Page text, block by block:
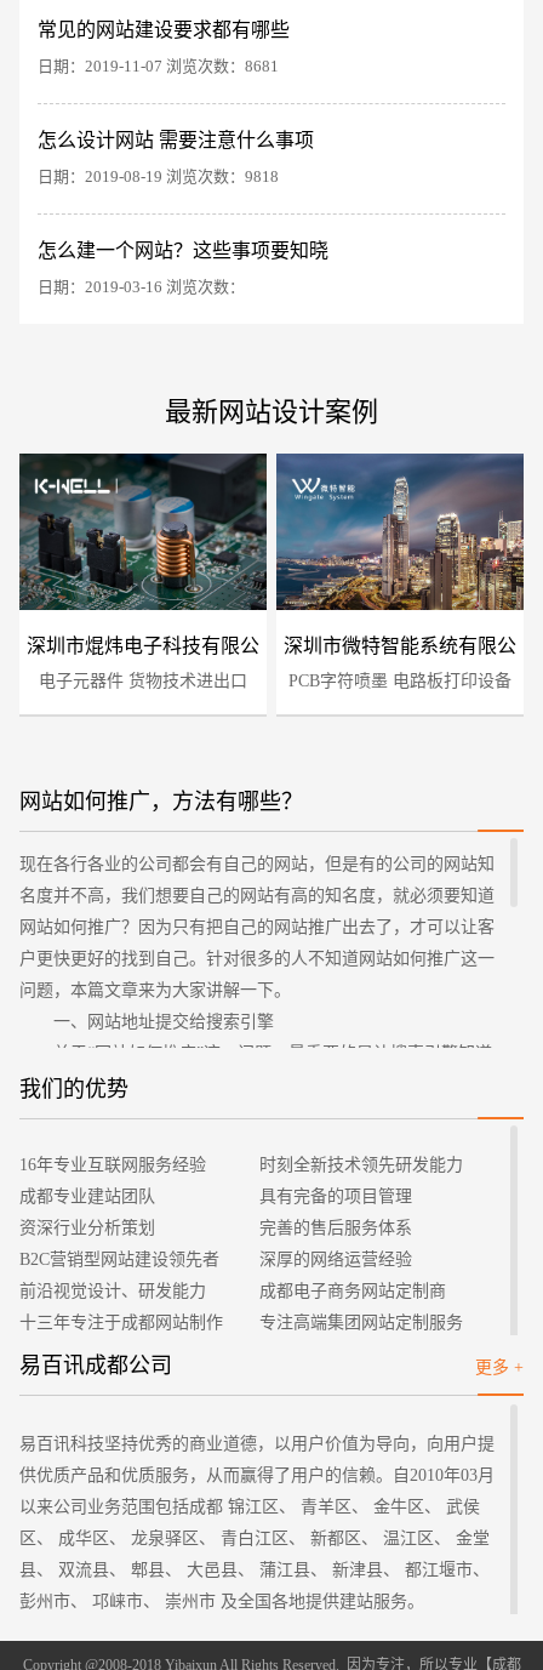
常见的网站建设要求都有哪些
日期：2019-11-07 浏览次数：8681
怎么设计网站 需要注意什么事项
日期：2019-08-19 浏览次数：9818
怎么建一个网站？这些事项要知晓
日期：2019-03-16 浏览次数：
最新网站设计案例
深圳市焜炜电子科技有限公
司
电子元器件 货物技术进出口
深圳市微特智能系统有限公
司
PCB字符喷墨 电路板打印设备
网站如何推广，方法有哪些？
现在各行各业的公司都会有自己的网站，但是有的公司的网站知
名度并不高，我们想要自己的网站有高的知名度，就必须要知道
网站如何推广？因为只有把自己的网站推广出去了，才可以让客
户更快更好的找到自己。针对很多的人不知道网站如何推广这一
问题，本篇文章来为大家讲解一下。
一、网站地址提交给搜索引擎
关于“网站如何推广”这一问题，最重要的是让搜索引擎知道
你的网站。在推广网站的时候，要让百度、谷歌等常用的搜索引
擎知道并且收录你的网站。我们如何主动的把自己的网站地址提
方法。免费的推广方法也是比较多的，比如在百度贴吧、互动百
科、赶集网、58同城等上面发布自己网站的信息，并留下网站的
链接。还可以在一些大型的论坛和博客站点发布文章或者留言，
注明自己的地址，这样做了以后也会有利于百度等搜索引擎收录
自己的网站。不过这种方法对于新站的收录效果更好，想要网站
有更好的知名度还需要优化更多的细节问题。
三、付费推广方法
如果企业在网站推广时有较多的预算费用，那么在考虑网站
方法有效一些。我们可以在搜索引擎上开通竞价推广账户，只要
我们的优势
16年专业互联网服务经验
成都专业建站团队
资深行业分析策划
B2C营销型网站建设领先者
前沿视觉设计、研发能力
十三年专注于成都网站制作
客户的满意是我们唯一的宗旨
时刻全新技术领先研发能力
具有完备的项目管理
完善的售后服务体系
深厚的网络运营经验
成都电子商务网站定制商
专注高端集团网站定制服务
更多 +
易百讯成都公司
易百讯科技坚持优秀的商业道德，以用户价值为导向，向用户提
供优质产品和优质服务，从而赢得了用户的信赖。自2010年03月
以来公司业务范围包括成都 锦江区、 青羊区、 金牛区、 武侯
区、 成华区、 龙泉驿区、 青白江区、 新都区、 温江区、 金堂
县、 双流县、 郫县、 大邑县、 蒲江县、 新津县、 都江堰市、
彭州市、 邛崃市、 崇州市 及全国各地提供建站服务。
成都自贡 攀枝花 泸州 德阳 绵阳 广元 遂宁 内江 乐山 南充 眉山
Copyright @2008-2018 Yibaixun All Rights Reserved. 因为专注，所以专业【成都
电商及系统平台开发
您的预算 1万-3万 3万-5万 5万-8万
招标项目